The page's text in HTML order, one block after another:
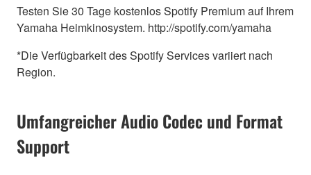
Testen Sie 30 Tage kostenlos Spotify Premium auf Ihrem
Yamaha Heimkinosystem. http://spotify.com/yamaha
*Die Verfügbarkeit des Spotify Services variiert nach
Region.
Umfangreicher Audio Codec und Format
Support